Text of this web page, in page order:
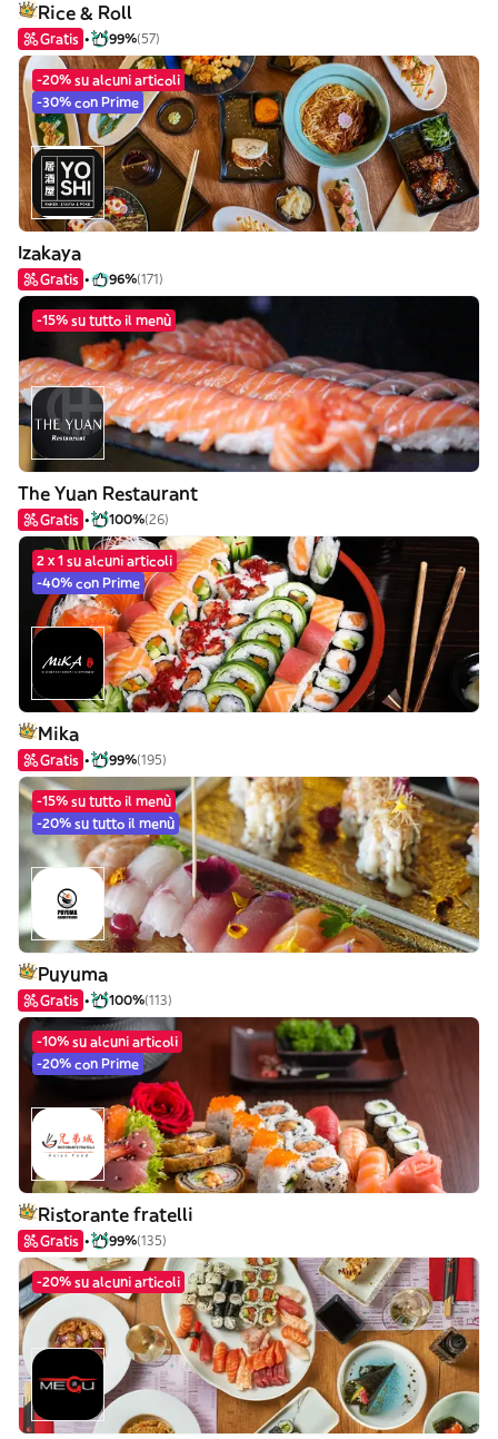
Rice & Roll
Gratis 99%(57)
-20% su alcuni articoli
-30% con Prime
Izakaya
Gratis 96%(171)
-15% su tutto il menù
The Yuan Restaurant
Gratis 100%(26)
2 x 1 su alcuni articoli
-40% con Prime
Mika
Gratis 99%(195)
-15% su tutto il menù
-20% su tutto il menù
Puyuma
Gratis 100%(113)
-10% su alcuni articoli
-20% con Prime
Ristorante fratelli
Gratis 99%(135)
-20% su alcuni articoli